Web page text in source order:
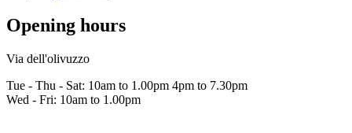
Opening hours
Via dell'olivuzzo
Tue - Thu - Sat: 10am to 1.00pm 4pm to 7.30pm
Wed - Fri: 10am to 1.00pm